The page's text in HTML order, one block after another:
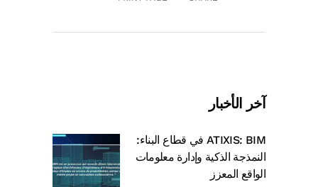
آخر الأخبار
ATIXIS: BIM في قطاع البناء:
النمذجة الذكية وإدارة معلومات
الواقع المعزز